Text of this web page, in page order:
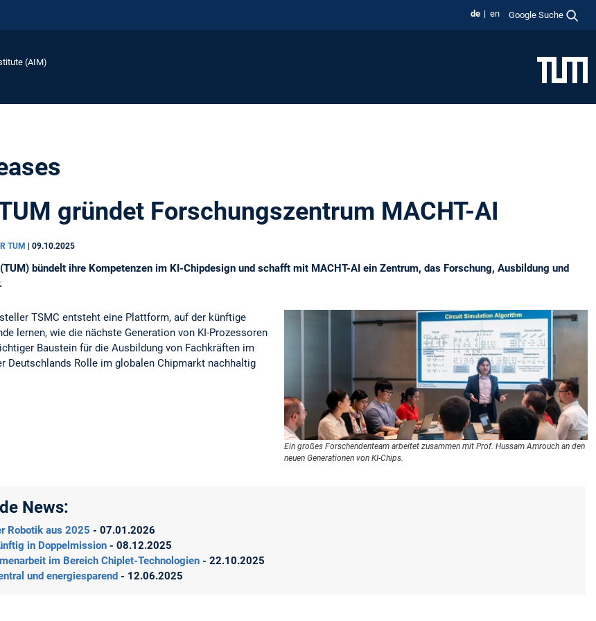
de en Google Suche
(AIM)
gründet Forschungszentrum MACHT-AI
TUM | 09.10.2025
bündelt ihre Kompetenzen im KI-Chipdesign und schafft mit MACHT-AI ein Zentrum, das Forschung, Ausbildung und
Ein großes Forschendenteam arbeitet zusammen mit Prof. Hussam Amrouch an den
neuen Generationen von KI-Chips.
TSMC entsteht eine Plattform, auf der künftige
lernen, wie die nächste Generation von KI-Prozessoren
Baustein für die Ausbildung von Fachkräften im
Deutschlands Rolle im globalen Chipmarkt nachhaltig
News:
Robotik aus 2025 - 07.01.2026
in Doppelmission - 08.12.2025
im Bereich Chiplet-Technologien - 22.10.2025
und energiesparend - 12.06.2025